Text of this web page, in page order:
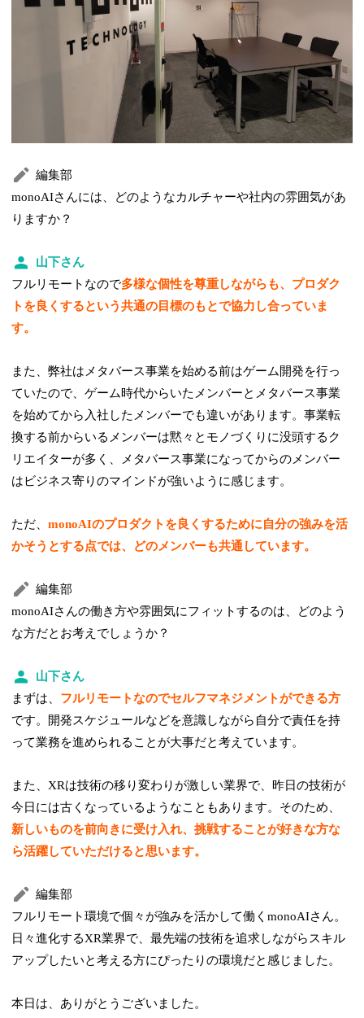
編集部
monoAIさんには、どのようなカルチャーや社内の雰囲気があ
りますか？
山下さん
フルリモートなので多様な個性を尊重しながらも、プロダク
トを良くするという共通の目標のもとで協力し合っていま
す。
また、弊社はメタバース事業を始める前はゲーム開発を行っ
ていたので、ゲーム時代からいたメンバーとメタバース事業
を始めてから入社したメンバーでも違いがあります。事業転
換する前からいるメンバーは黙々とモノづくりに没頭するク
リエイターが多く、メタバース事業になってからのメンバー
はビジネス寄りのマインドが強いように感じます。
ただ、monoAIのプロダクトを良くするために自分の強みを活
かそうとする点では、どのメンバーも共通しています。
編集部
monoAIさんの働き方や雰囲気にフィットするのは、どのよう
な方だとお考えでしょうか？
山下さん
まずは、 フルリモートなのでセルフマネジメントができる方
です。開発スケジュールなどを意識しながら自分で責任を持
って業務を進められることが大事だと考えています。
また、XRは技術の移り変わりが激しい業界で、昨日の技術が
今日には古くなっているようなこともあります。そのため、
新しいものを前向きに受け入れ、挑戦することが好きな方な
ら活躍していただけると思います。
編集部
フルリモート環境で個々が強みを活かして働くmonoAIさん。
日々進化するXR業界で、最先端の技術を追求しながらスキル
アップしたいと考える方にぴったりの環境だと感じました。
本日は、ありがとうございました。